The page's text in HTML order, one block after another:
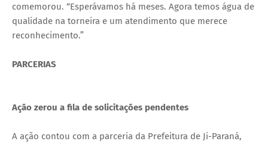
comemorou. “Esperávamos há meses. Agora temos água de
qualidade na torneira e um atendimento que merece
reconhecimento.”
PARCERIAS
Ação zerou a fila de solicitações pendentes
A ação contou com a parceria da Prefeitura de Ji-Paraná,